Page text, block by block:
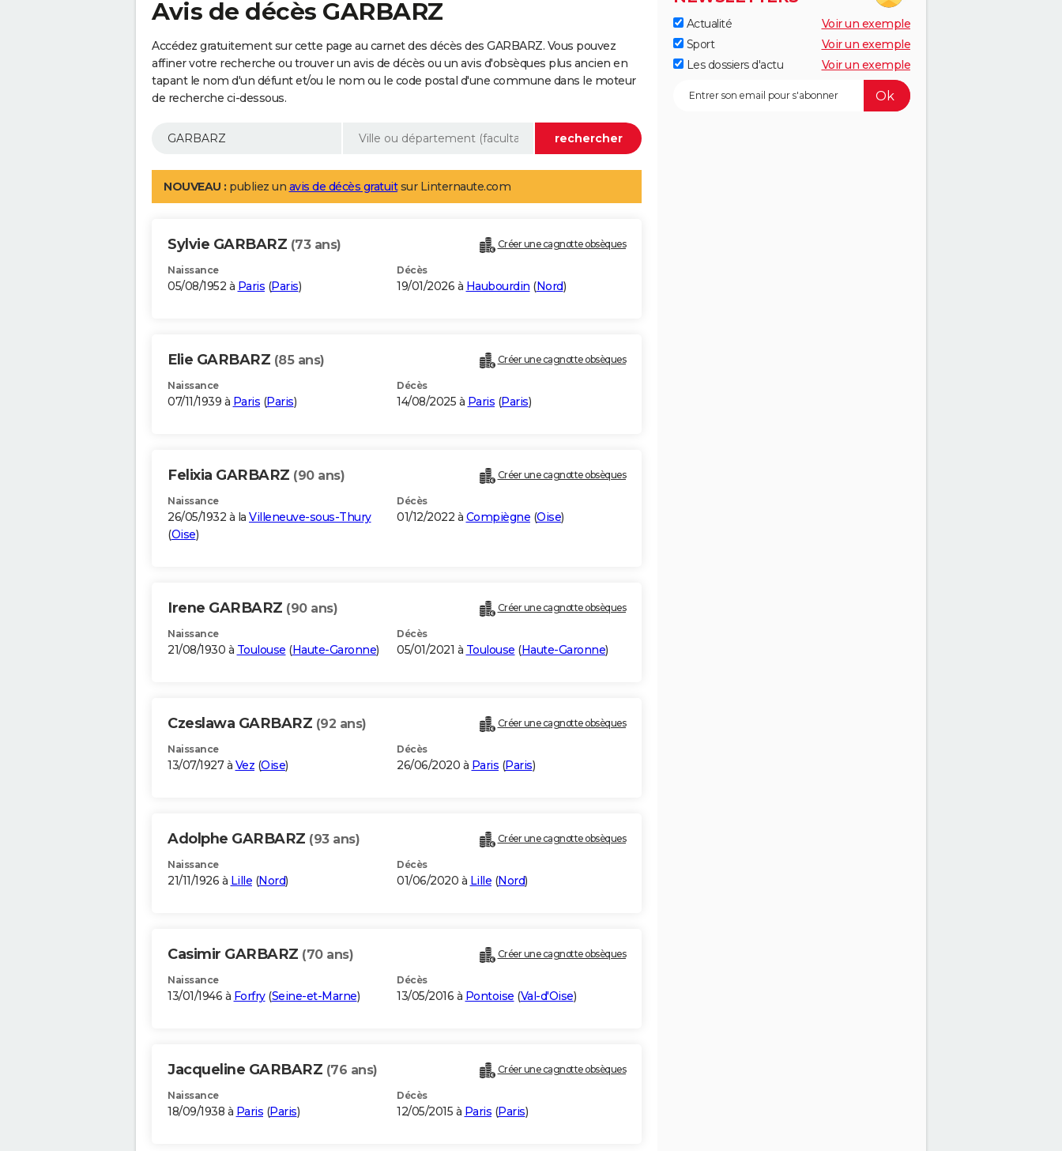
Avis de décès GARBARZ
Accédez gratuitement sur cette page au carnet des décès des GARBARZ. Vous pouvez
affiner votre recherche ou trouver un avis de décès ou un avis d'obsèques plus ancien en
tapant le nom d'un défunt et/ou le nom ou le code postal d'une commune dans le moteur
de recherche ci-dessous.
NOUVEAU : publiez un avis de décès gratuitsur Linternaute.com
Sylvie GARBARZ (73 ans) Créer une cagnotte obsèques
Naissance
05/08/1952 à Paris (Paris)
Décès
19/01/2026 à Haubourdin (Nord)
Elie GARBARZ (85 ans) Créer une cagnotte obsèques
Naissance
07/11/1939 à Paris (Paris)
Décès
14/08/2025 à Paris (Paris)
Felixia GARBARZ (90 ans) Créer une cagnotte obsèques
Naissance
26/05/1932 à la Villeneuve-sous-Thury
(Oise)
Décès
01/12/2022 à Compiègne (Oise)
Irene GARBARZ (90 ans) Créer une cagnotte obsèques
Naissance
21/08/1930 à Toulouse (Haute-Garonne)
Décès
05/01/2021 à Toulouse (Haute-Garonne)
Czeslawa GARBARZ (92 ans) Créer une cagnotte obsèques
Naissance
13/07/1927 à Vez (Oise)
Décès
26/06/2020 à Paris (Paris)
Adolphe GARBARZ (93 ans) Créer une cagnotte obsèques
Naissance
21/11/1926 à Lille (Nord)
Décès
01/06/2020 à Lille (Nord)
Casimir GARBARZ (70 ans) Créer une cagnotte obsèques
Naissance
13/01/1946 à Forfry(Seine-et-Marne)
Décès
13/05/2016 à Pontoise (Val-d'Oise)
Jacqueline GARBARZ (76 ans) Créer une cagnotte obsèques
Naissance
18/09/1938 à Paris (Paris)
Décès
12/05/2015 à Paris (Paris)
Actualité
Voir un exemple
Sport
Voir un exemple
Les dossiers d'actu
Voir un exemple